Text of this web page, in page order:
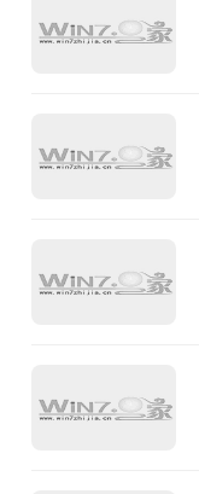
有效的win7旗舰版
激活）供大家参考。